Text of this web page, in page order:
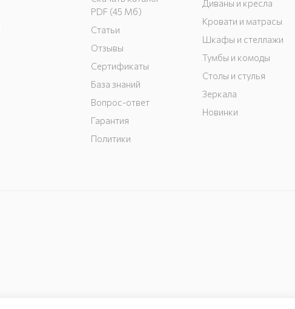
PDF (45 Мб)
Статьи
Отзывы
Сертификаты
База знаний
Вопрос-ответ
Гарантия
Политики
Диваны и кресла
Кровати и матрасы
Шкафы и стеллажи
Тумбы и комоды
Столы и стулья
Зеркала
Новинки